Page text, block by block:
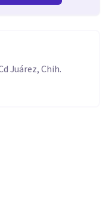
Juárez, Chih.